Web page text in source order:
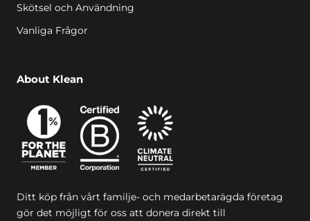
Skötsel och Användning
Vanliga Frågor
About Klean
Ditt köp från vårt familje- och medarbetarägda företag
gör det möjligt för oss att donera direkt till